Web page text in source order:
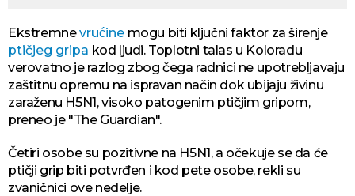
Ekstremnevrućine mogu biti ključni faktor za širenje
ptičjeg gripa kod ljudi. Toplotni talas u Koloradu
verovatno je razlog zbog čega radnici ne upotrebljavaju
zaštitnu opremu na ispravan način dok ubijaju živinu
zaraženu H5N1, visoko patogenim ptičjim gripom,
preneo je "The Guardian".
Četiri osobe su pozitivne na H5N1, a očekuje se da će
ptičji grip biti potvrđen i kod pete osobe, rekli su
zvaničnici ove nedelje.